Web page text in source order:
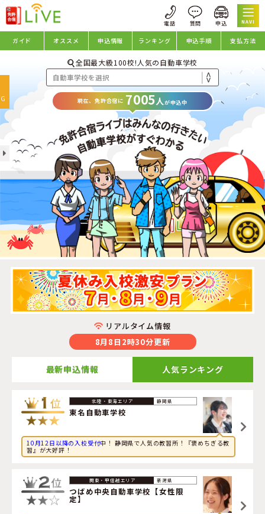
NAVI
ガイド オススメ 申込情報 ランキング 申込手順 支払方法
全国最大級100校!人気の自動車学校
現在、免許合宿に 7005 人が申込中
リアルタイム情報
8月8日2時30分更新
最新申込情報
2026年8月8日
旅行に興味のある社会人が岡山県・
岡山県・沼自動車学校
に申し込みました。
2026年8月8日
旅行に興味のある大学生が岩手県・盛岡南ドライビングス
2026年8月8日
映画に興味のある高校生が静岡県・
東名自動車学校に申し
込みました。
人気ランキング
静岡県
東名自動車学校
10月12日以降の入校受付中！ 静岡県で人気の教習所！『褒めちぎる教
習』が大好評！
新潟県
つばめ中央自動車学校【女性限
定】